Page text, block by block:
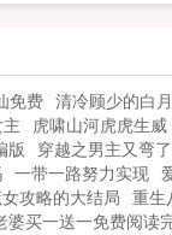
免费 清冷顾少的白
虎啸山河虎虎生威
版 穿越之男主又弯了
一带一路努力实现
攻略的大结局 重生
婆买一送一免费阅读